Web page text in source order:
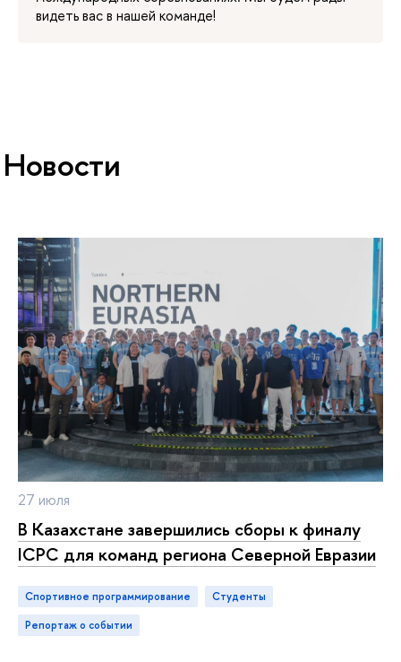
видеть вас в нашей команде!
Новости
27 июля
В Казахстане завершились сборы к финалу
ICPC для команд региона Северной Евразии
Спортивное программирование
студенты
репортаж о событии